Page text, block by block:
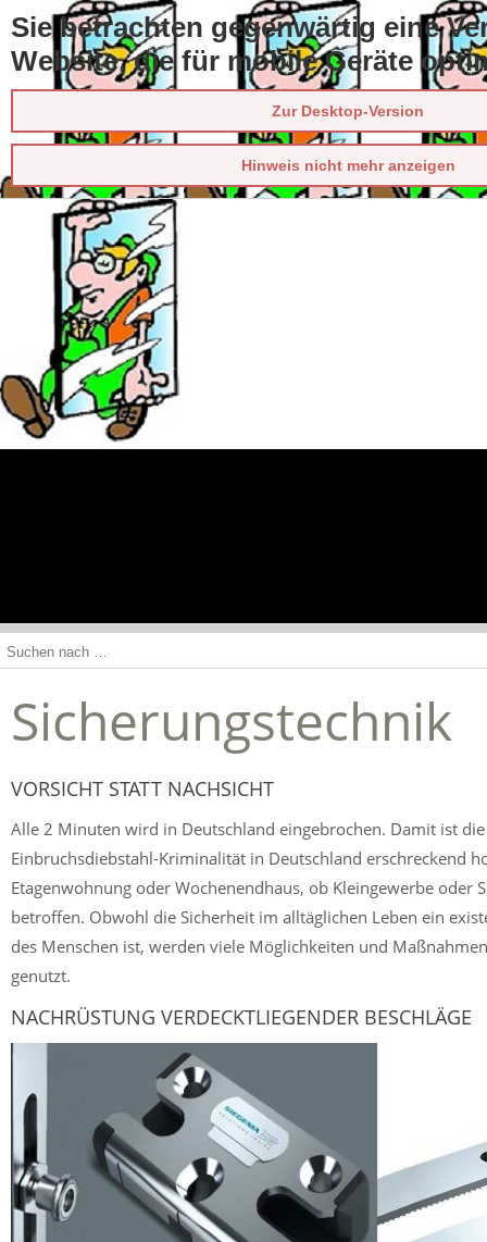
Sie betrachten gegenwärtig eine
Website, die für mobile Geräte
Zur Desktop-Version
Hinweis nicht mehr anzeigen
Sicherungstechnik
VORSICHT STATT NACHSICHT
Alle 2 Minuten wird in Deutschland eingebrochen. Damit ist
Einbruchsdiebstahl-Kriminalität in Deutschland erschreckend
Etagenwohnung oder Wochenendhaus, ob Kleingewerbe oder
betroffen. Obwohl die Sicherheit im alltäglichen Leben ein
des Menschen ist, werden viele Möglichkeiten und
genutzt.
NACHRÜSTUNG VERDECKTLIEGENDER BESCHLÄGE